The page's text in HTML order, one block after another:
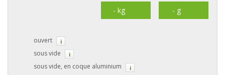
ouvert i
sous vide i
sous vide, en coque aluminium i